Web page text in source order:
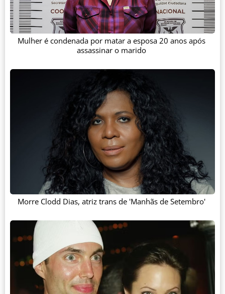
Mulher é condenada por matar a esposa 20 anos após
assassinar o marido
Morre Clodd Dias, atriz trans de 'Manhãs de Setembro'